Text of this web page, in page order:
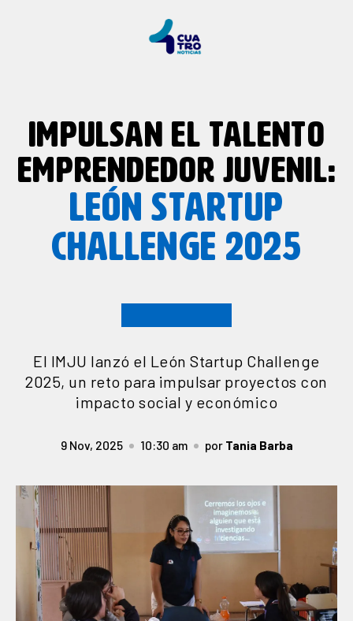
IMPULSAN EL TALENTO
EMPRENDEDOR JUVENIL:
LEÓN STARTUP
CHALLENGE 2025
El IMJU lanzó el León Startup Challenge
2025, un reto para impulsar proyectos con
impacto social y económico
9 Nov, 2025 10:30 am por Tania Barba